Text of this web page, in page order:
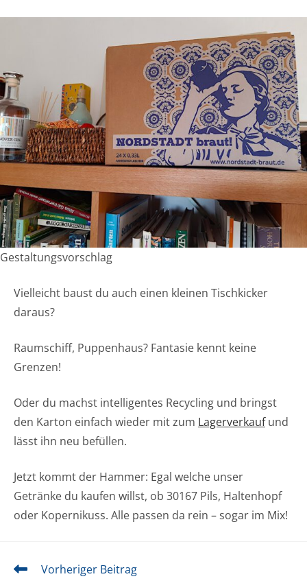
Gestaltungsvorschlag
Vielleicht baust du auch einen kleinen Tischkicker
daraus?
Raumschiff, Puppenhaus? Fantasie kennt keine
Grenzen!
Oder du machst intelligentes Recycling und bringst
den Karton einfach wieder mit zum Lagerverkaufund
lässt ihn neu befüllen.
Jetzt kommt der Hammer: Egal welche unser
Getränke du kaufen willst, ob 30167 Pils, Haltenhopf
oder Kopernikuss. Alle passen da rein – sogar im Mix!
WeitereVorheriger Beitrag